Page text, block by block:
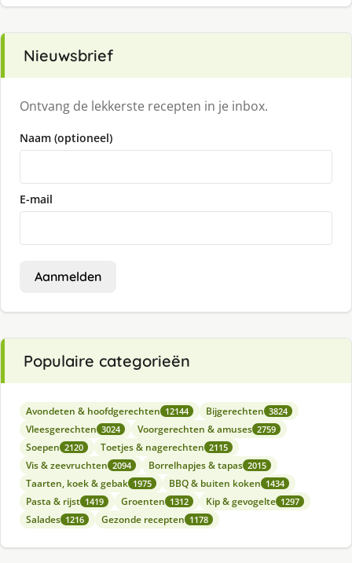
Nieuwsbrief
Ontvang de lekkerste recepten in je inbox.
Naam (optioneel)
E-mail
Aanmelden
Populaire categorieën
Avondeten & hoofdgerechten 12144 Bijgerechten 3824
Vleesgerechten 3024 Voorgerechten & amuses 2759
Soepen 2120 Toetjes & nagerechten 2115
Vis & zeevruchten 2094 Borrelhapjes & tapas 2015
Taarten, koek & gebak 1975 BBQ & buiten koken 1434
Pasta & rijst 1419 Groenten 1312 Kip & gevogelte 1297
Salades 1216 Gezonde recepten 1178